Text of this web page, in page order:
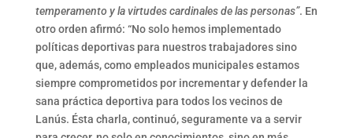
temperamento y la virtudes cardinales de las personas”. En
otro orden afirmó: “No solo hemos implementado
políticas deportivas para nuestros trabajadores sino
que, además, como empleados municipales estamos
siempre comprometidos por incrementar y defender la
sana práctica deportiva para todos los vecinos de
Lanús. Ésta charla, continuó, seguramente va a servir